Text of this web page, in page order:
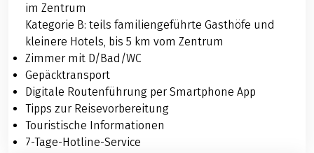
im Zentrum
Kategorie B: teils familiengeführte Gasthöfe und
kleinere Hotels, bis 5 km vom Zentrum
Zimmer mit D/Bad/WC
Gepäcktransport
Digitale Routenführung per Smartphone App
Tipps zur Reisevorbereitung
Touristische Informationen
7-Tage-Hotline-Service